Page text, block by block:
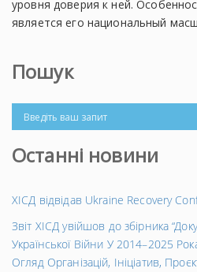
уровня доверия к ней.
является его национальный
Пошук
Останні новини
ХІСД відвідав Ukraine Recovery
Звіт ХІСД увійшов до збірника
Української Війни У 2014–2025
Огляд Організацій, Ініціатив,